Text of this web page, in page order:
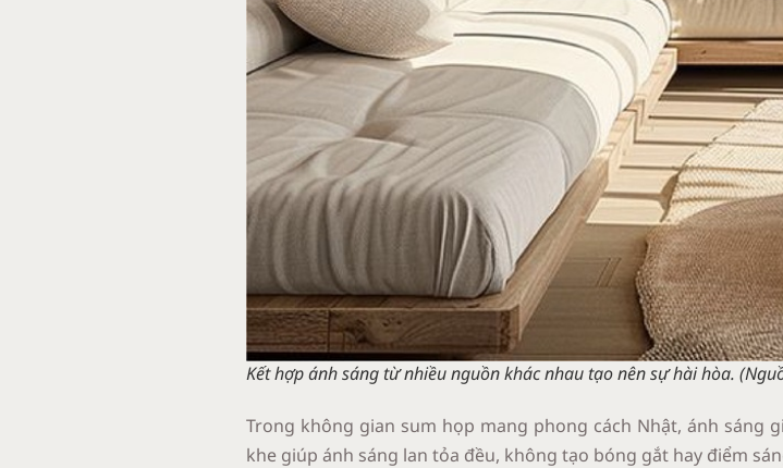
Kết hợp ánh sáng từ nhiều nguồn khác nhau tạo nên sự hài hòa.
Trong không gian sum họp mang phong cách Nhật, ánh
khe giúp ánh sáng lan tỏa đều, không tạo bóng gắt hay điểm